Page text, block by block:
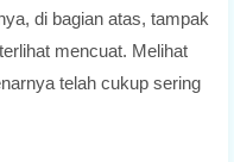
di bagian atas, tampak
mencuat. Melihat
telah cukup sering